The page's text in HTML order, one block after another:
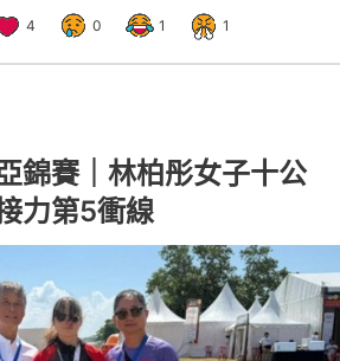
4 0 1 1
錦賽｜林柏彤女子十公
力第5衝線